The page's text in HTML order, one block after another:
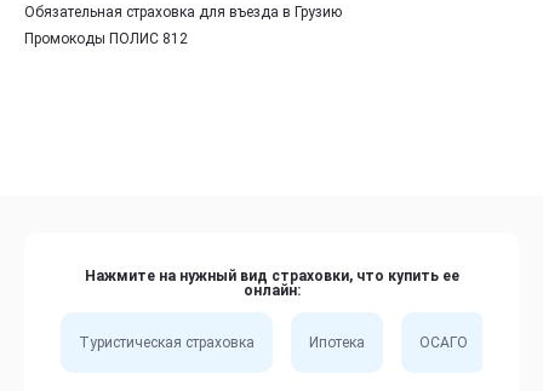
Обязательная страховка для въезда в Грузию
Промокоды ПОЛИС 812
Нажмите на нужный вид страховки, что купить ее
онлайн:
Туристическая страховка Ипотека ОСАГО